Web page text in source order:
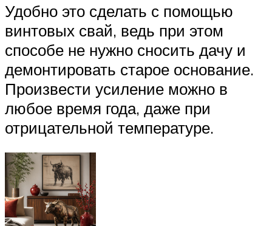
Удобно это сделать с помощью
винтовых свай, ведь при этом
способе не нужно сносить дачу и
демонтировать старое основание.
Произвести усиление можно в
любое время года, даже при
отрицательной температуре.